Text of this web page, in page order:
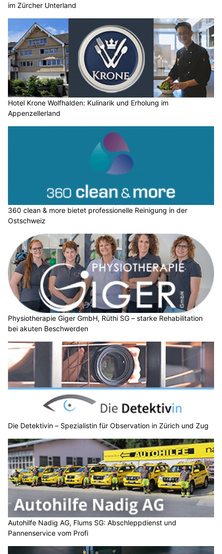
im Zürcher Unterland
Hotel Krone Wolfhalden: Kulinarik und Erholung im
Appenzellerland
360 clean & more bietet professionelle Reinigung in der
Ostschweiz
Physiotherapie Giger GmbH, Rüthi SG – starke Rehabilitation
bei akuten Beschwerden
Die Detektivin – Spezialistin für Observation in Zürich und Zug
Autohilfe Nadig AG, Flums SG: Abschleppdienst und
Pannenservice vom Profi